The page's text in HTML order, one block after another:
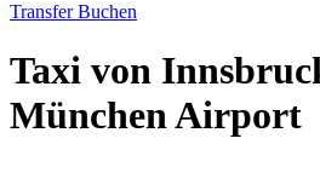
Transfer Buchen
Taxi von
München Airport